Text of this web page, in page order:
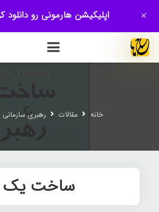
خانه مقالات رهبری سازمانی
ساخت یک
اپلیکیشن هارمونی رو دانلود +